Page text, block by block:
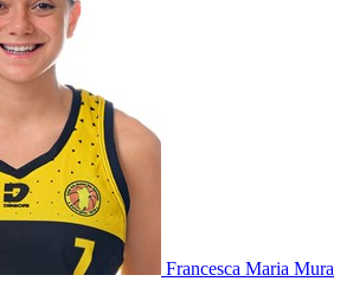
Francesca Maria Mura